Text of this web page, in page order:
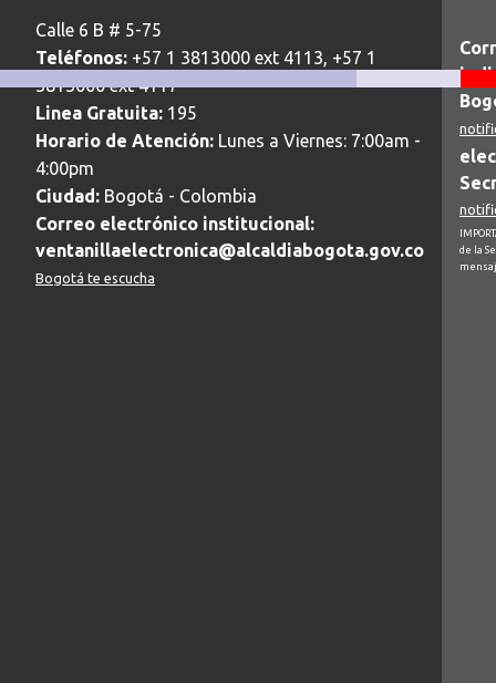
Calle 6 B # 5-75
Teléfonos: +57 1 3813000 ext 4113, +57 1
3813000 ext 4117
Linea Gratuita: 195
Horario de Atención: Lunes a Viernes: 7:00am -
4:00pm
Ciudad: Bogotá - Colombia
Correo electrónico institucional:
ventanillaelectronica@alcaldiabogota.gov.co
Bogotá te escucha
de la